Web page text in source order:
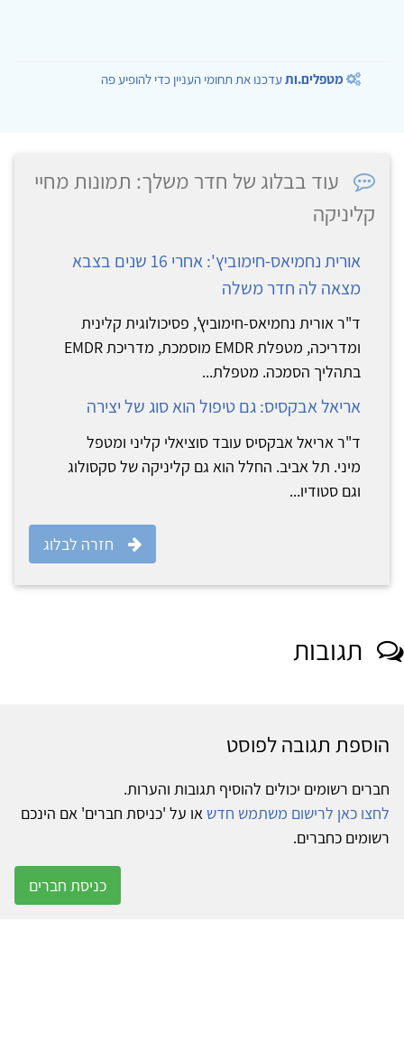
מטפלים.ותעדכנו את תחומי העניין כדי להופיע פה
עוד בבלוג של חדר משלך: תמונות מחיי
קליניקה
אורית נחמיאס-חימוביץ': אחרי 16 שנים בצבא
מצאה לה חדר משלה
ד"ר אורית נחמיאס-חימוביץ', פסיכולוגית קלינית
ומדריכה, מטפלת EMDR מוסמכת, מדריכת EMDR
בתהליך הסמכה. מטפלת...
אריאל אבקסיס: גם טיפול הוא סוג של יצירה
ד"ר אריאל אבקסיס עובד סוציאלי קליני ומטפל
מיני. תל אביב. החלל הוא גם קליניקה של סקסולוג
וגם סטודיו...
חזרה לבלוג
תגובות
הוספת תגובה לפוסט
חברים רשומים יכולים להוסיף תגובות והערות.
לחצו כאן לרישום משתמש חדש או על 'כניסת חברים' אם הינכם
רשומים כחברים.
כניסת חברים